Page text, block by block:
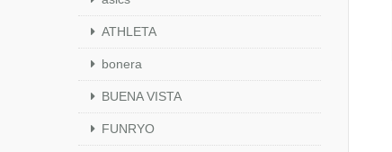
ATHLETA
bonera
BUENA VISTA
FUNRYO